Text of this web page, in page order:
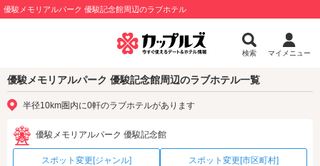
優駿メモリアルパーク 優駿記念館周辺のラブホテル
検索 マイメニュー
優駿メモリアルパーク 優駿記念館周辺のラブホテル一覧
半径10km圏内に0軒のラブホテルがあります
優駿メモリアルパーク 優駿記念館
スポット変更[ジャンル] スポット変更[市区町村]